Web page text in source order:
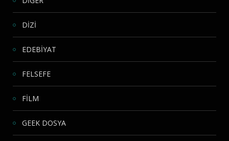
DİZİ
EDEBİYAT
FELSEFE
FİLM
GEEK DOSYA